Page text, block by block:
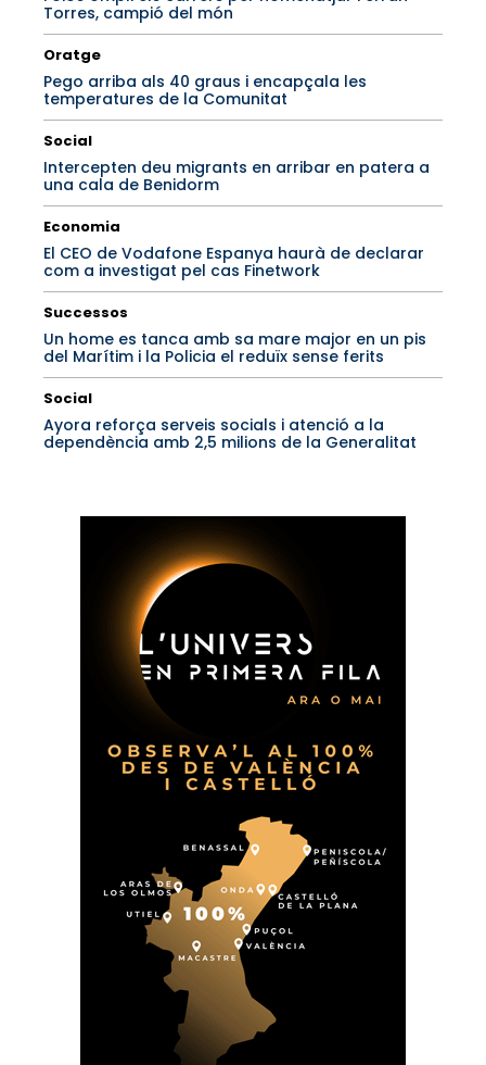
Torres, campió del món
Oratge
Pego arriba als 40 graus i encapçala les
temperatures de la Comunitat
Social
Intercepten deu migrants en arribar en patera a
una cala de Benidorm
Economia
El CEO de Vodafone Espanya haurà de declarar
com a investigat pel cas Finetwork
Successos
Un home es tanca amb sa mare major en un pis
del Marítim i la Policia el reduïx sense ferits
Social
Ayora reforça serveis socials i atenció a la
dependència amb 2,5 milions de la Generalitat